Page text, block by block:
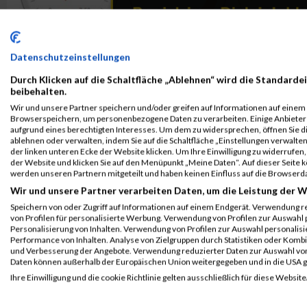
ALBUM B2RUN MÜNCHEN / 15.07.2026
Datenschutzeinstellungen
Durch Klicken auf die Schaltfläche „Ablehnen“ wird die
beibehalten.
Wir und unsere Partner speichern und/oder greifen auf Informationen auf einem
Browserspeichern, um personenbezogene Daten zu verarbeiten. Einige
aufgrund eines berechtigten Interesses. Um dem zu widersprechen, öffnen Sie
ablehnen oder verwalten, indem Sie auf die Schaltfläche „Einstellungen
der linken unteren Ecke der Website klicken. Um Ihre Einwilligung zu
der Website und klicken Sie auf den Menüpunkt „Meine Daten“. Auf dieser
werden unseren Partnern mitgeteilt und haben keinen Einfluss auf die
Wir und unsere Partner verarbeiten Daten, um die Leistung der
Speichern von oder Zugriff auf Informationen auf einem Endgerät. Verwendung
von Profilen für personalisierte Werbung. Verwendung von Profilen zur
Personalisierung von Inhalten. Verwendung von Profilen zur Auswahl
Performance von Inhalten. Analyse von Zielgruppen durch Statistiken oder
und Verbesserung der Angebote. Verwendung reduzierter Daten zur Auswahl
Daten können außerhalb der Europäischen Union weitergegeben und in die USA
Ihre Einwilligung und die cookie Richtlinie gelten ausschließlich für diese